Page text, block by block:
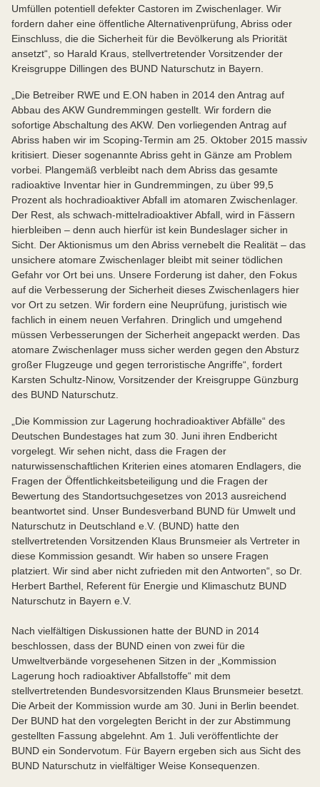
Umfüllen potentiell defekter Castoren im Zwischenlager. Wir
fordern daher eine öffentliche Alternativenprüfung, Abriss oder
Einschluss, die die Sicherheit für die Bevölkerung als Priorität
ansetzt“, so Harald Kraus, stellvertretender Vorsitzender der
Kreisgruppe Dillingen des BUND Naturschutz in Bayern.
„Die Betreiber RWE und E.ON haben in 2014 den Antrag auf
Abbau des AKW Gundremmingen gestellt. Wir fordern die
sofortige Abschaltung des AKW. Den vorliegenden Antrag auf
Abriss haben wir im Scoping-Termin am 25. Oktober 2015 massiv
kritisiert. Dieser sogenannte Abriss geht in Gänze am Problem
vorbei. Plangemäß verbleibt nach dem Abriss das gesamte
radioaktive Inventar hier in Gundremmingen, zu über 99,5
Prozent als hochradioaktiver Abfall im atomaren Zwischenlager.
Der Rest, als schwach-mittelradioaktiver Abfall, wird in Fässern
hierbleiben – denn auch hierfür ist kein Bundeslager sicher in
Sicht. Der Aktionismus um den Abriss vernebelt die Realität – das
unsichere atomare Zwischenlager bleibt mit seiner tödlichen
Gefahr vor Ort bei uns. Unsere Forderung ist daher, den Fokus
auf die Verbesserung der Sicherheit dieses Zwischenlagers hier
vor Ort zu setzen. Wir fordern eine Neuprüfung, juristisch wie
fachlich in einem neuen Verfahren. Dringlich und umgehend
müssen Verbesserungen der Sicherheit angepackt werden. Das
atomare Zwischenlager muss sicher werden gegen den Absturz
großer Flugzeuge und gegen terroristische Angriffe“, fordert
Karsten Schultz-Ninow, Vorsitzender der Kreisgruppe Günzburg
des BUND Naturschutz.
„Die Kommission zur Lagerung hochradioaktiver Abfälle“ des
Deutschen Bundestages hat zum 30. Juni ihren Endbericht
vorgelegt. Wir sehen nicht, dass die Fragen der
naturwissenschaftlichen Kriterien eines atomaren Endlagers, die
Fragen der Öffentlichkeitsbeteiligung und die Fragen der
Bewertung des Standortsuchgesetzes von 2013 ausreichend
beantwortet sind. Unser Bundesverband BUND für Umwelt und
Naturschutz in Deutschland e.V. (BUND) hatte den
stellvertretenden Vorsitzenden Klaus Brunsmeier als Vertreter in
diese Kommission gesandt. Wir haben so unsere Fragen
platziert. Wir sind aber nicht zufrieden mit den Antworten“, so Dr.
Herbert Barthel, Referent für Energie und Klimaschutz BUND
Naturschutz in Bayern e.V.
Nach vielfältigen Diskussionen hatte der BUND in 2014
beschlossen, dass der BUND einen von zwei für die
Umweltverbände vorgesehenen Sitzen in der „Kommission
Lagerung hoch radioaktiver Abfallstoffe“ mit dem
stellvertretenden Bundesvorsitzenden Klaus Brunsmeier besetzt.
Die Arbeit der Kommission wurde am 30. Juni in Berlin beendet.
Der BUND hat den vorgelegten Bericht in der zur Abstimmung
gestellten Fassung abgelehnt. Am 1. Juli veröffentlichte der
BUND ein Sondervotum. Für Bayern ergeben sich aus Sicht des
BUND Naturschutz in vielfältiger Weise Konsequenzen.